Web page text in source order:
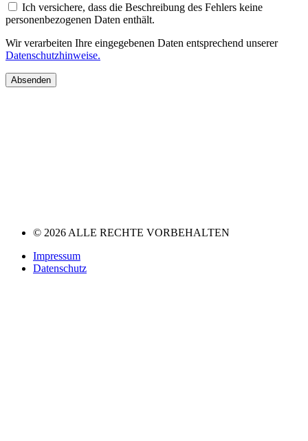
Ich versichere, dass die Beschreibung des Fehlers keine
personenbezogenen Daten enthält.
Wir verarbeiten Ihre eingegebenen Daten entsprechend unserer
Datenschutzhinweise.
Absenden
© 2026 ALLE RECHTE VORBEHALTEN
Impressum
Datenschutz